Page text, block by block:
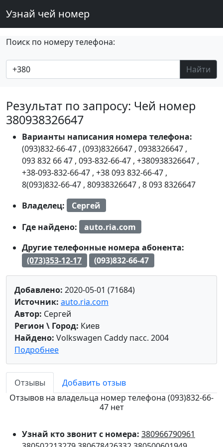
Узнай чей номер
Поиск по номеру телефона:
Найти
Результат по запросу: Чей номер
380938326647
Варианты написания номера телефона:
(093)832-66-47 , (093)8326647 , 0938326647 ,
093 832 66 47 , 093-832-66-47 , +380938326647 ,
+38-093-832-66-47 , +38 093 832-66-47 ,
8(093)832-66-47 , 80938326647 , 8 093 8326647
Владелец:
Сергей
Где найдено:
auto.ria.com
Другие телефонные номера абонента:
(073)353-12-17
(093)832-66-47
Добавлено: 2020-05-01 (71684)
Источник: auto.ria.com
Автор: Сергей
Регион \ Город: Киев
Найдено: Volkswagen Caddy пасс. 2004
Подробнее
Отзывы
Добавить отзыв
Отзывов на владельца номер телефона (093)832-66-
47 нет
Узнай кто звонит с номера: 380966790961